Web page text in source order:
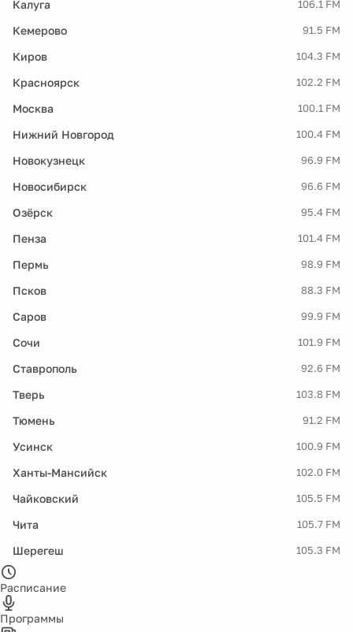
Калуга 106.1 FM
Кемерово 91.5 FM
Киров 104.3 FM
Красноярск 102.2 FM
Москва 100.1 FM
Нижний Новгород 100.4 FM
Новокузнецк 96.9 FM
Новосибирск 96.6 FM
Озёрск 95.4 FM
Пенза 101.4 FM
Пермь 98.9 FM
Псков 88.3 FM
Саров 99.9 FM
Сочи 101.9 FM
Ставрополь 92.6 FM
Тверь 103.8 FM
Тюмень 91.2 FM
Усинск 100.9 FM
Ханты-Мансийск 102.0 FM
Чайковский 105.5 FM
Чита 105.7 FM
Шерегеш 105.3 FM
Расписание
Программы